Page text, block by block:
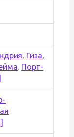
, Гиза,
, Порт-